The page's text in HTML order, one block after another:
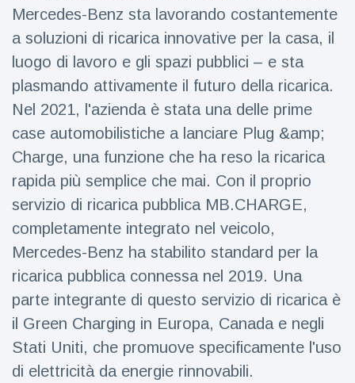
Mercedes-Benz sta lavorando costantemente
a soluzioni di ricarica innovative per la casa, il
luogo di lavoro e gli spazi pubblici – e sta
plasmando attivamente il futuro della ricarica.
Nel 2021, l'azienda è stata una delle prime
case automobilistiche a lanciare Plug &amp;
Charge, una funzione che ha reso la ricarica
rapida più semplice che mai. Con il proprio
servizio di ricarica pubblica MB.CHARGE,
completamente integrato nel veicolo,
Mercedes-Benz ha stabilito standard per la
ricarica pubblica connessa nel 2019. Una
parte integrante di questo servizio di ricarica è
il Green Charging in Europa, Canada e negli
Stati Uniti, che promuove specificamente l'uso
di elettricità da energie rinnovabili.